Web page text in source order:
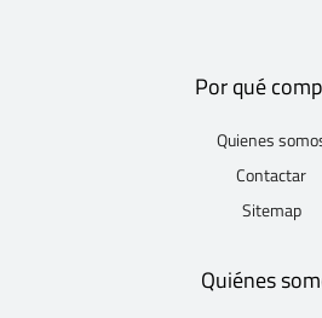
Por qué
Quienes
Contactar
Sitemap
Quiénes